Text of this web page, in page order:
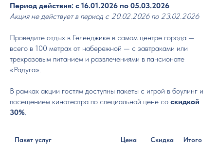
Период действия: с 16.01.2026 по 05.03.2026
Акция не действует в период с 20.02.2026 по 23.02.2026
Проведите отдых в Геленджике в самом центре города —
всего в 100 метрах от набережной — с завтраками или
трехразовым питанием и развлечениями в пансионате
«Радуга».
В рамках акции гостям доступны пакеты с игрой в боулинг и
посещением кинотеатра по специальной цене со скидкой
30%
Пакет услуг Цена Скидка Итого